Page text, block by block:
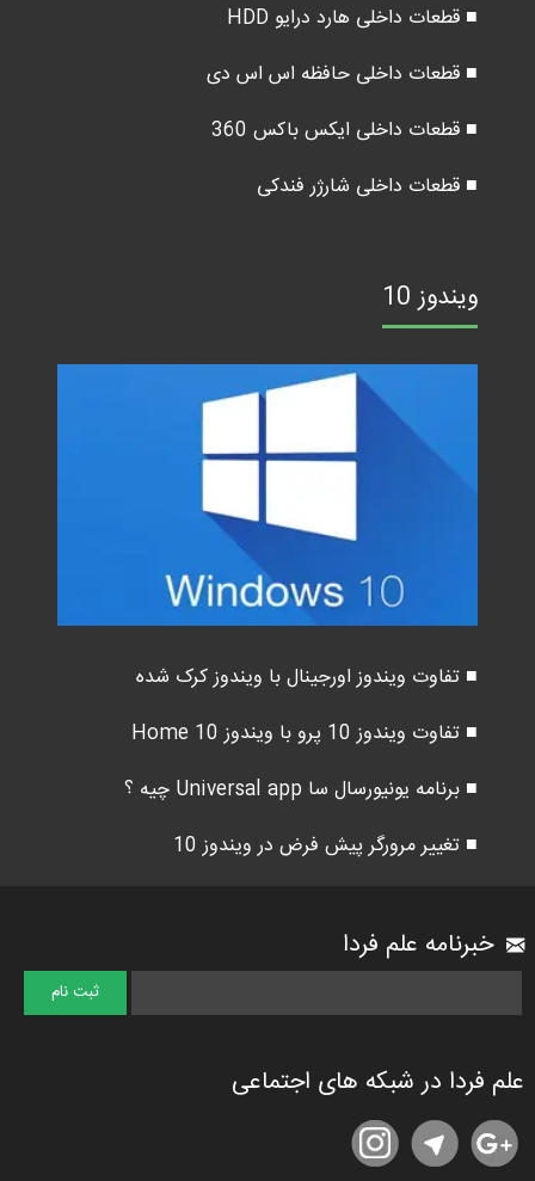
■ قطعات داخلی هارد درایو HDD
■ قطعات داخلی حافظه اس اس دی
■ قطعات داخلی ایکس باکس 360
■ قطعات داخلی شارژر فندکی
ویندوز 10
■ تفاوت ویندوز اورجینال با ویندوز کرک شده
■ تفاوت ویندوز 10 پرو با ویندوز 10 Home
■ برنامه یونیورسال سا Universal app چیه ؟
■ تغییر مرورگر پیش فرض در ویندوز 10
خبرنامه علم فردا
علم فردا در شبکه های اجتماعی